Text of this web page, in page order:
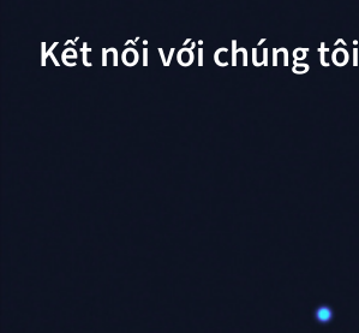
Kết nối với chúng tôi